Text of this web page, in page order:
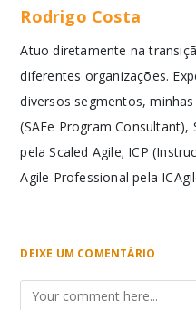
Rodrigo Costa
Atuo diretamente na
diferentes organizações.
diversos segmentos,
(SAFe Program Consultant),
pela Scaled Agile; ICP
Agile Professional pela
DEIXE UM COMENTÁRIO